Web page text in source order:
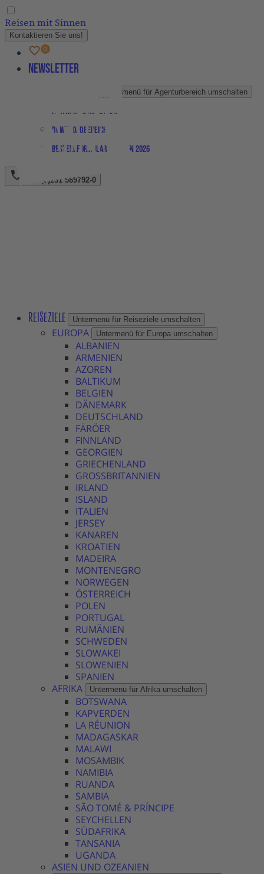
Reisen mit Sinnen
Kontaktieren Sie uns!
Newsletter
Untermenü für Agenturbereich umschalten
Downloadbereich
Bestellformular Magazin 2026
+49 (0)231 589792-0
REISEZIELE Untermenü für Reiseziele umschalten
EUROPA Untermenü für Europa umschalten
ALBANIEN
ARMENIEN
AZOREN
BALTIKUM
BELGIEN
DÄNEMARK
DEUTSCHLAND
FÄRÖER
FINNLAND
GEORGIEN
GRIECHENLAND
GROSSBRITANNIEN
IRLAND
ISLAND
ITALIEN
JERSEY
KANAREN
KROATIEN
MADEIRA
MONTENEGRO
NORWEGEN
ÖSTERREICH
POLEN
PORTUGAL
RUMÄNIEN
SCHWEDEN
SLOWAKEI
SLOWENIEN
SPANIEN
AFRIKA
Untermenü für Afrika umschalten
BOTSWANA
KAPVERDEN
LA RÉUNION
MADAGASKAR
MALAWI
MOSAMBIK
NAMIBIA
RUANDA
SAMBIA
SÃO TOMÉ & PRÍNCIPE
SEYCHELLEN
SÜDAFRIKA
TANSANIA
UGANDA
ASIEN UND OZEANIEN